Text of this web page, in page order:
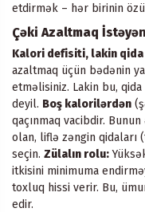
etdirmək – hər birinin
Çəki Azaltmaq
Kalori defisiti, lakin qida
azaltmaq üçün bədənin
etməlisiniz. Lakin bu,
deyil. Boş kalorilərdən
qaçınmaq vacibdir.
olan, liflə zəngin qidaları
seçin. Zülalın rolu:
itkisini minimuma
toxluq hissi verir. Bu,
edir.